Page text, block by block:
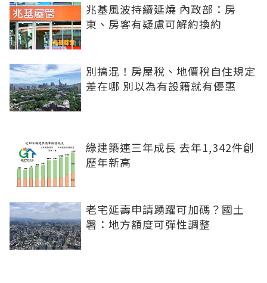
兆基風波持續延燒 內政部：房
東、房客有疑慮可解約換約
別搞混！房屋稅、地價稅自住規定
差在哪 別以為有設籍就有優惠
綠建築連三年成長 去年1,342件創
歷年新高
老宅延壽申請踴躍可加碼？國土
署：地方額度可彈性調整